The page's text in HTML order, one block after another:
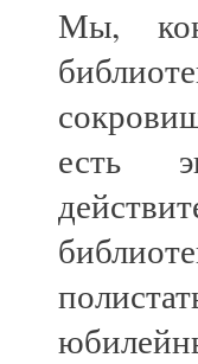
Мы,
есть